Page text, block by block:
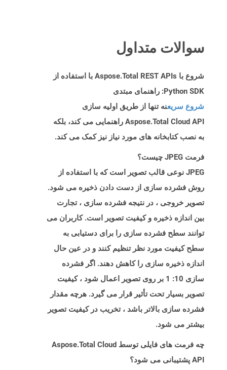
سوالات متداول
شروع با Aspose.Total REST APIs با استفاده از
Python SDK: راهنمای مبتدی
شروع سریعنه تنها از طریق اولیه سازی
Aspose.Total Cloud API راهنمایی می کند، بلکه
به نصب کتابخانه های مورد نیاز نیز کمک می کند.
فرمت JPEG چیست؟
JPEG نوعی قالب تصویر است که با استفاده از
روش فشرده سازی از دست دادن ذخیره می شود.
تصویر خروجی ، در نتیجه فشرده سازی ، تجارت
بین اندازه ذخیره و کیفیت تصویر است. کاربران می
توانند سطح فشرده سازی را برای دستیابی به
سطح کیفیت مورد نظر تنظیم کنند و در عین حال
اندازه ذخیره سازی را کاهش دهند. اگر فشرده
سازی 10: 1 بر روی تصویر اعمال شود ، کیفیت
تصویر بسیار تحت تأثیر قرار می گیرد. هرچه مقدار
فشرده سازی بالاتر باشد ، تخریب در کیفیت تصویر
بیشتر می شود.
چه فرمت های فایلی توسط Aspose.Total Cloud
API پشتیبانی می شود؟